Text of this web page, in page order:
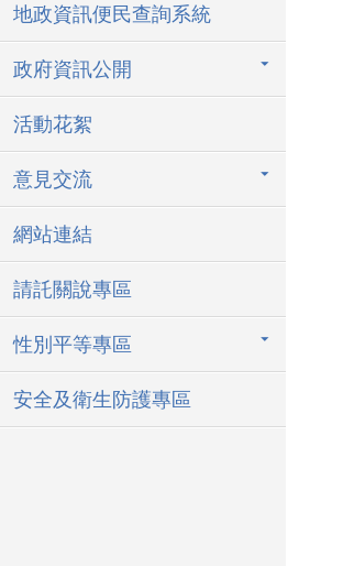
地政資訊便民查詢系統
政府資訊公開
活動花絮
意見交流
網站連結
請託關說專區
性別平等專區
安全及衛生防護專區